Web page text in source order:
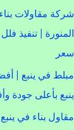
شركة مقاولات
المنورة | تنفيذ
سعر
مبلط في ينبع |
ينبع بأعلى جودة
مقاول بناء في